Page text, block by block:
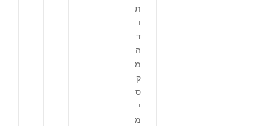
ת
ו
ד
ה
מ
ק
ס
י
מ